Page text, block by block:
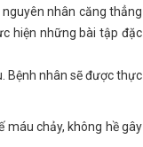
nhân căng thẳng
hiện những bài tập đặc
Bệnh nhân sẽ được thực
máu chảy, không hề gây